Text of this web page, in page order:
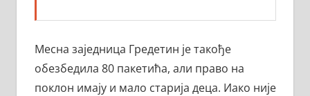
Месна заједница Гредетин је такође
обезбедила 80 пакетића, али право на
поклон имају и мало старија деца. Иако није